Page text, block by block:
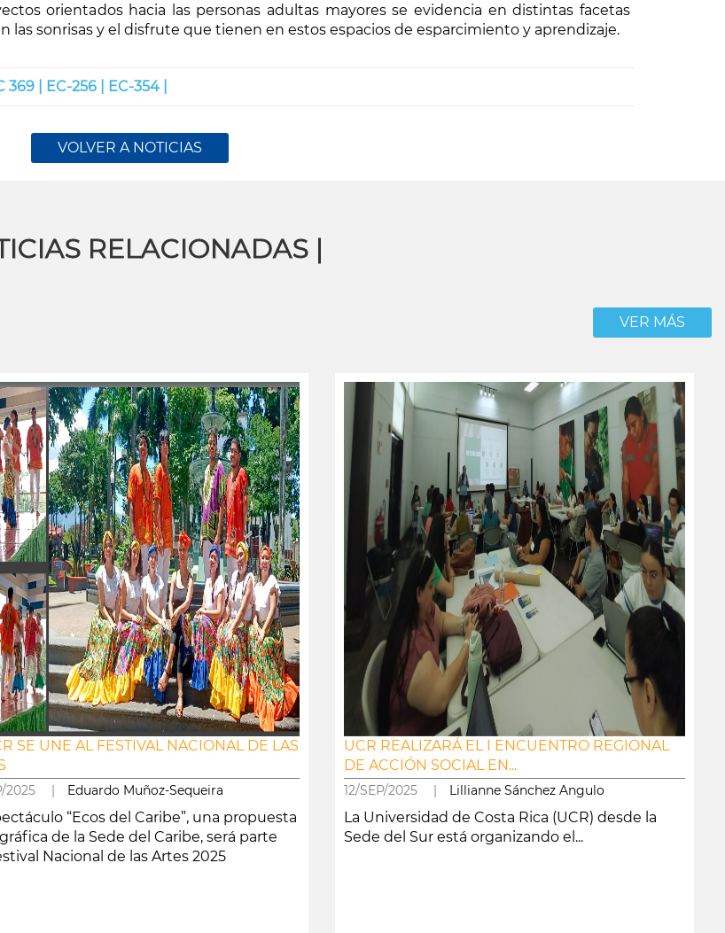
orientados hacia las personas adultas mayores se evidencia en distintas facetas
las sonrisas y el disfrute que tienen en estos espacios de esparcimiento y aprendizaje.
369 | EC-256 | EC-354 |
VOLVER A NOTICIAS
RELACIONADAS |
VER MÁS
SE UNE AL FESTIVAL NACIONAL DE LAS
2025 | Eduardo Muñoz-Sequeira
“Ecos del Caribe”, una propuesta
de la Sede del Caribe, será parte
Nacional de las Artes 2025
UCR REALIZARÁ EL I ENCUENTRO REGIONAL
DE ACCIÓN SOCIAL EN...
12/SEP/2025 | Lillianne Sánchez Angulo
La Universidad de Costa Rica (UCR) desde la
Sede del Sur está organizando el...